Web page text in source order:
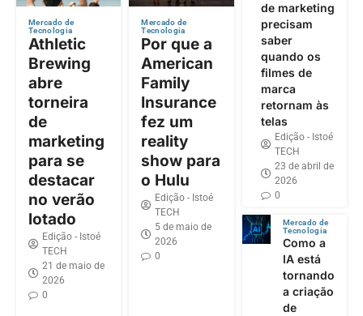
Mercado de
Tecnologia
Athletic
Brewing
abre
torneira
de
marketing
para se
destacar
no verão
lotado
Edição - Istoé
TECH
21 de maio de
2026
0
Mercado de
Tecnologia
Por que a
American
Family
Insurance
fez um
reality
show para
o Hulu
Edição - Istoé
TECH
5 de maio de
2026
0
de marketing
precisam
saber
quando os
filmes de
marca
retornam às
telas
Edição - Istoé
TECH
23 de abril de
2026
0
Mercado de
Tecnologia
Como a
IA está
tornando
a criação
de